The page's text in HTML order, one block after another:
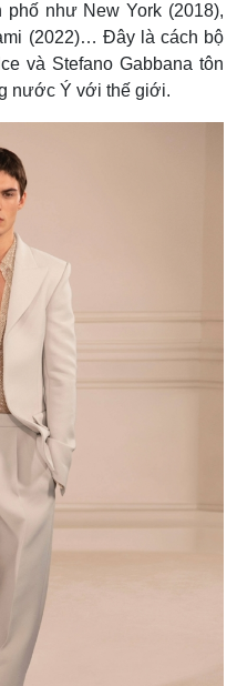
phố như New York (2018),
(2022)… Đây là cách bộ
và Stefano Gabbana tôn
nước Ý với thế giới.